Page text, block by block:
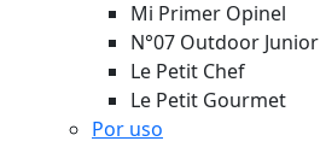
Mi Primer Opinel
N°07 Outdoor Junior
Le Petit Chef
Le Petit Gourmet
Por uso